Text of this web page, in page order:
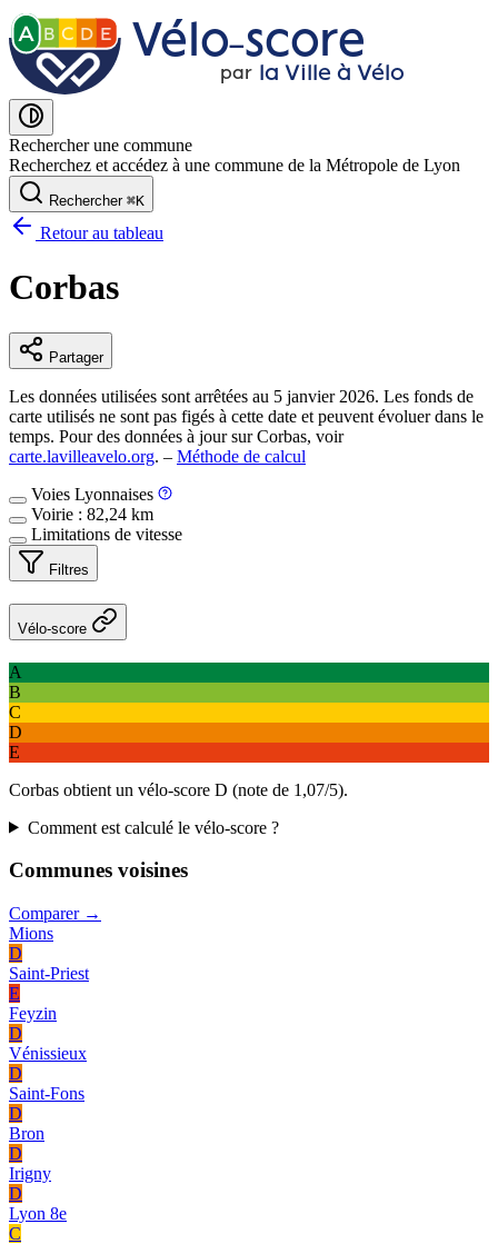
E
D
C
B
A
la Ville à Vélo
par
Vélo˗score
Rechercher une commune
Recherchez et accédez à une commune de la Métropole de Lyon
Rechercher ⌘K
Retour au tableau
Corbas
Partager
Les données utilisées sont arrêtées au 5 janvier 2026. Les fonds de
carte utilisés ne sont pas figés à cette date et peuvent évoluer dans le
temps. Pour des données à jour sur Corbas, voir
carte.lavilleavelo.org. – Méthode de calcul
Voies Lyonnaises
Voirie : 82,24 km
Limitations de vitesse
Filtres
Vélo-score
A
B
C
D
E
Corbas obtient un vélo-score D (note de 1,07/5).
Comment est calculé le vélo-score ?
Communes voisines
Comparer →
Mions
D
Saint-Priest
E
Feyzin
D
Vénissieux
D
Saint-Fons
D
Bron
D
Irigny
D
Lyon 8e
C